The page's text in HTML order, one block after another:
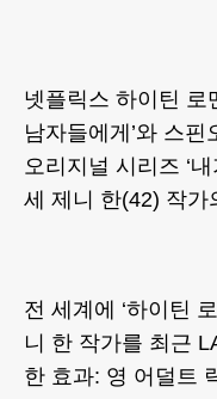
넷플릭스 하이틴 로
남자들에게’와 스핀
오리지널 시리즈 ‘
세 제니 한(42) 작가
전 세계에 ‘하이틴
니 한 작가를 최근
한 효과: 영 어덜트